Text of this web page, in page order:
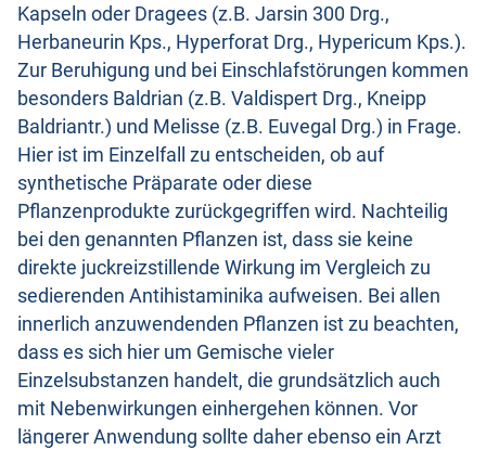
Kapseln oder Dragees (z.B. Jarsin 300 Drg.,
Herbaneurin Kps., Hyperforat Drg., Hypericum Kps.).
Zur Beruhigung und bei Einschlafstörungen kommen
besonders Baldrian (z.B. Valdispert Drg., Kneipp
Baldriantr.) und Melisse (z.B. Euvegal Drg.) in Frage.
Hier ist im Einzelfall zu entscheiden, ob auf
synthetische Präparate oder diese
Pflanzenprodukte zurückgegriffen wird. Nachteilig
bei den genannten Pflanzen ist, dass sie keine
direkte juckreizstillende Wirkung im Vergleich zu
sedierenden Antihistaminika aufweisen. Bei allen
innerlich anzuwendenden Pflanzen ist zu beachten,
dass es sich hier um Gemische vieler
Einzelsubstanzen handelt, die grundsätzlich auch
mit Nebenwirkungen einhergehen können. Vor
längerer Anwendung sollte daher ebenso ein Arzt